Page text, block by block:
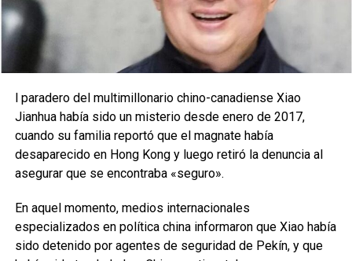
l paradero del multimillonario chino-canadiense Xiao
Jianhua había sido un misterio desde enero de 2017,
cuando su familia reportó que el magnate había
desaparecido en Hong Kong y luego retiró la denuncia al
asegurar que se encontraba «seguro».
En aquel momento, medios internacionales
especializados en política china informaron que Xiao había
sido detenido por agentes de seguridad de Pekín, y que